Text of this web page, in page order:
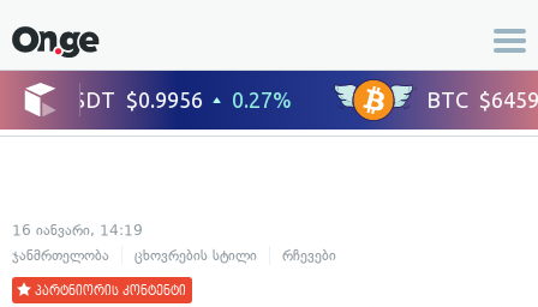
16 იანვარი, 14:19
ჯანმრთელობა
ცხოვრების სტილი რჩევები
პარტნიორის კონტენტი